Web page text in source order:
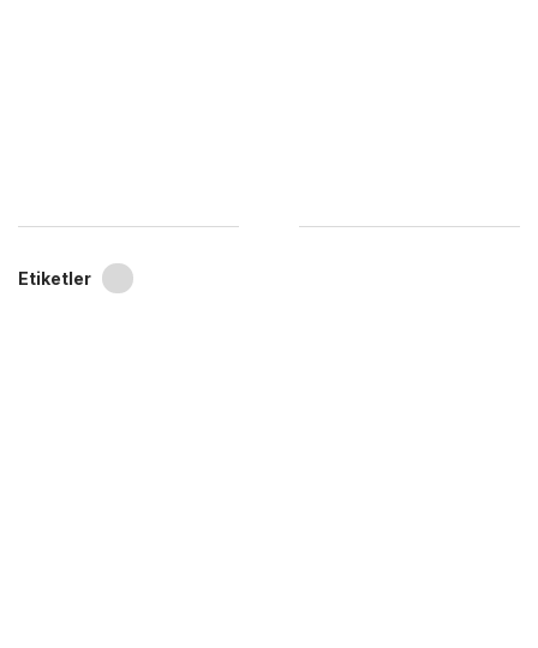
Etiketler